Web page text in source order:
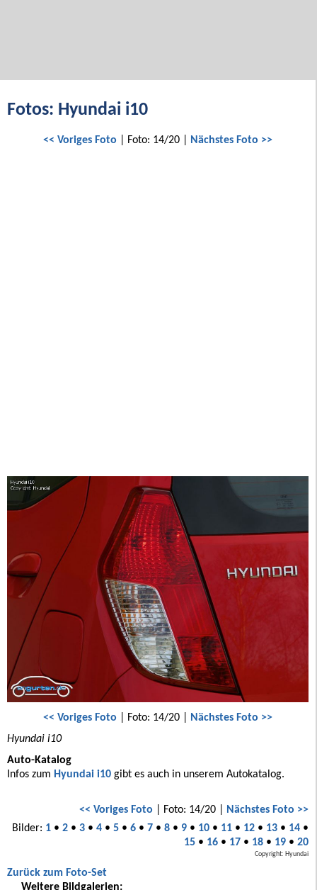
Fotos: Hyundai i10
<< Voriges Foto | Foto: 14/20 | Nächstes Foto >>
<< Voriges Foto | Foto: 14/20 | Nächstes Foto >>
Hyundai i10
Auto-Katalog
Infos zum Hyundai i10 gibt es auch in unserem Autokatalog.
<< Voriges Foto | Foto: 14/20 | Nächstes Foto >>
Bilder: 1• 2• 3• 4• 5• 6• 7• 8• 9• 10• 11• 12• 13• 14•
15• 16• 17• 18• 19• 20
Copyright: Hyundai
Zurück zum Foto-Set
Weitere Bildgalerien: